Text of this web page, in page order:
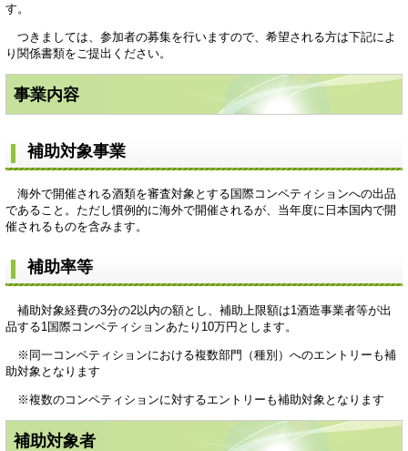
す。
つきましては、参加者の募集を行いますので、希望される方は下記によ
り関係書類をご提出ください。
事業内容
補助対象事業
海外で開催される酒類を審査対象とする国際コンペティションへの出品
であること。ただし慣例的に海外で開催されるが、当年度に日本国内で開
催されるものを含みます。
補助率等
補助対象経費の3分の2以内の額とし、補助上限額は1酒造事業者等が出
品する1国際コンペティションあたり10万円とします。
※同一コンペティションにおける複数部門（種別）へのエントリーも補
助対象となります
※複数のコンペティションに対するエントリーも補助対象となります
補助対象者